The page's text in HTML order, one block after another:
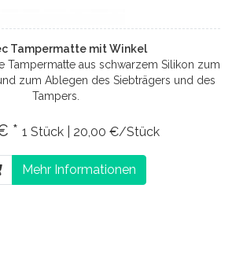
Tampermatte mit Winkel
Tampermatte aus schwarzem Silikon zum
zum Ablegen des Siebträgers und des
Tampers.
* 1 Stück | 20,00 €/Stück
Mehr Informationen